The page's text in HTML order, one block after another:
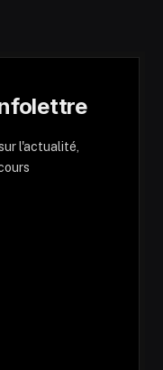
l'actualité,